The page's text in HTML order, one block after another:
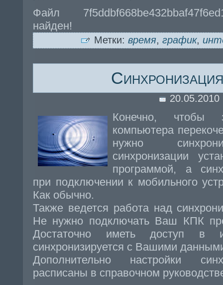
Файл
найден!
Метки: время, график,
20.05.2010
Конечно, чтобы
компьютера
нужно
синхронизации
программой, а
при подключении к мобильного
Как обычно.
Также ведется работа над
Не нужно подключать Ваш КПК
Достаточно иметь доступ
синхронизируется с Вашими
Дополнительно настройки
расписаны в справочном